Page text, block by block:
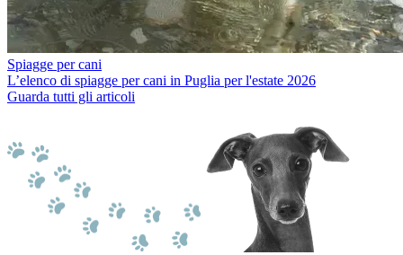
Spiagge per cani
L’elenco di spiagge per cani in Puglia per l'estate 2026
Guarda tutti gli articoli